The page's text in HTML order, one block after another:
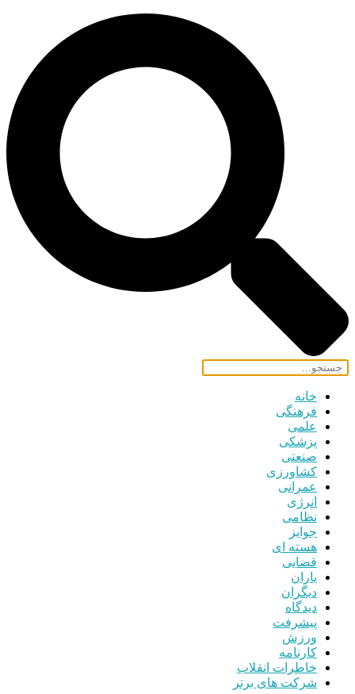
خانه
فرهنگی
علمی
پزشکی
صنعتی
کشاورزی
عمرانی
انرژی
نظامی
جوایز
هسته ای
قضایی
یاران
دیگران
دیدگاه
پیشرفت
ورزش
کارنامه
خاطرات انقلاب
شرکت های برتر